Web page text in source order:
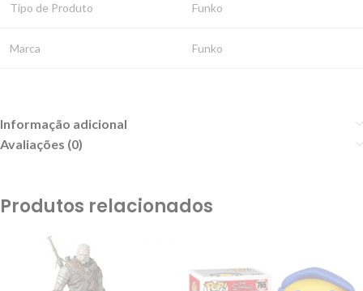
Tipo de Produto Funko
Marca Funko
Informação adicional
Avaliações (0)
Produtos relacionados